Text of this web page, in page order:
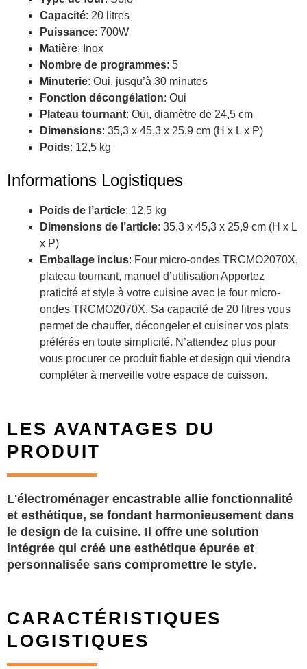
Capacité: 20 litres
Puissance: 700W
Matière: Inox
Nombre de programmes: 5
Minuterie: Oui, jusqu’à 30 minutes
Fonction décongélation: Oui
Plateau tournant: Oui, diamètre de 24,5 cm
Dimensions: 35,3 x 45,3 x 25,9 cm (H x L x P)
Poids: 12,5 kg
Informations Logistiques
Poids de l’article: 12,5 kg
Dimensions de l’article: 35,3 x 45,3 x 25,9 cm (H x L
x P)
Emballage inclus: Four micro-ondes TRCMO2070X,
plateau tournant, manuel d’utilisation Apportez
praticité et style à votre cuisine avec le four micro-
ondes TRCMO2070X. Sa capacité de 20 litres vous
permet de chauffer, décongeler et cuisiner vos plats
préférés en toute simplicité. N’attendez plus pour
vous procurer ce produit fiable et design qui viendra
compléter à merveille votre espace de cuisson.
LES AVANTAGES DU
PRODUIT
L'électroménager encastrable allie fonctionnalité
et esthétique, se fondant harmonieusement dans
le design de la cuisine. Il offre une solution
intégrée qui créé une esthétique épurée et
personnalisée sans compromettre le style.
CARACTÉRISTIQUES
LOGISTIQUES